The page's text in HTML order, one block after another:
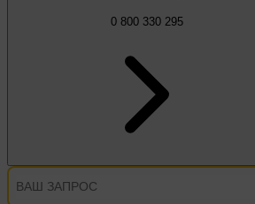
0 800 330 295